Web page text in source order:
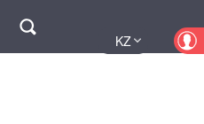
KZ